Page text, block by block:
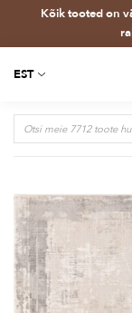
Kõik tooted on
EST